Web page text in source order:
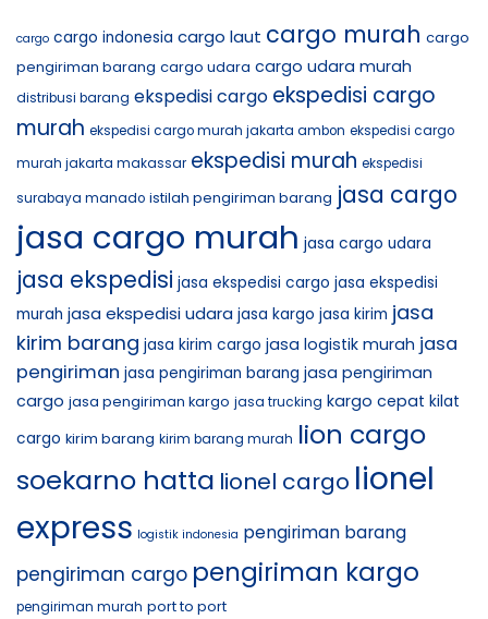
cargo cargo indonesia cargo laut cargo murah cargo
pengiriman barang cargo udara cargo udara murah
distribusi barang ekspedisi cargo ekspedisi cargo
murah ekspedisi cargo murah jakarta ambon ekspedisi cargo
murah jakarta makassar ekspedisi murah ekspedisi
surabaya manado istilah pengiriman barang jasa cargo
jasa cargo murah jasa cargo udara
jasa ekspedisi jasa ekspedisi cargo jasa ekspedisi
murah jasa ekspedisi udara jasa kargo jasa kirim jasa
kirim barang jasa kirim cargo jasa logistik murah jasa
pengiriman jasa pengiriman barang jasa pengiriman
cargo jasa pengiriman kargo jasa trucking kargo cepat kilat
cargo kirim barang kirim barang murah lion cargo
soekarno hatta lionel cargo lionel
express logistik indonesia pengiriman barang
pengiriman cargo pengiriman kargo
pengiriman murah port to port